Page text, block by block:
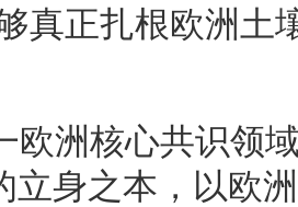
真正扎根欧洲土
欧洲核心共识领
立身之本，以欧